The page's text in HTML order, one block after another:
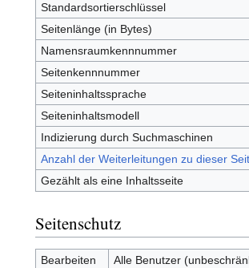
Standardsortierschlüssel
Seitenlänge (in Bytes)
Namensraumkennnummer
Seitenkennnummer
Seiteninhaltssprache
Seiteninhaltsmodell
Indizierung durch Suchmaschinen
Anzahl der Weiterleitungen zu dieser
Gezählt als eine Inhaltsseite
Seitenschutz
Bearbeiten
Alle Benutzer